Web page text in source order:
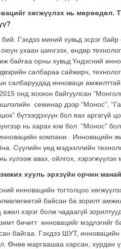
хөгжүүлэх нь мөрөөдөл.
Гэхдээ миний хувьд эсрэг
ухаан шингээх, өндөр
байгаа орны хувьд Үндэсний
салбараа сайжирч,
салбаруудад инноваци
онд зохион байгуулсан
семинар дээр “Монос”,
бүтээгдэхүүн бол яах
нь харах юм бол “Монос”
компани. Инновацийн
Сүүлийн үед мэдээллийн
хүлээж авах, ойлгох, хэрэгжүүлэх
хууль эрхзүйн орчин
инновацийн тогтолцоо
байсан ба зорилт
ажил хэрэг болж чадаагүй
бичигт инновацийг мэдлэгийг
байгаа. Гэхдээ ШУТ,
Өнөө маргаашаа харсан, хурдан